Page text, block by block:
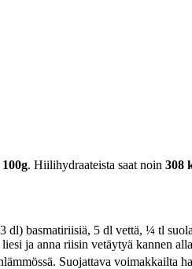
. Hiilihydraateista saat noin 308
dl) basmatiriisiä, 5 dl vettä, ¼ tl
ja anna riisin vetäytyä kannen
Suojattava voimakkailta